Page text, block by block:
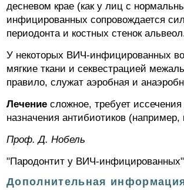
десневом крае (как у лиц с
инфицированных сопровождается
периодонта и костных стенок
У некоторых ВИЧ-инфицированных
мягкие ткани и секвестрацией
правило, служат аэробная и
Лечение сложное, требует
назначения антибиотиков
Проф. Д. Нобель
"Пародонтит у ВИЧ-инфицированных"
Дополнительная